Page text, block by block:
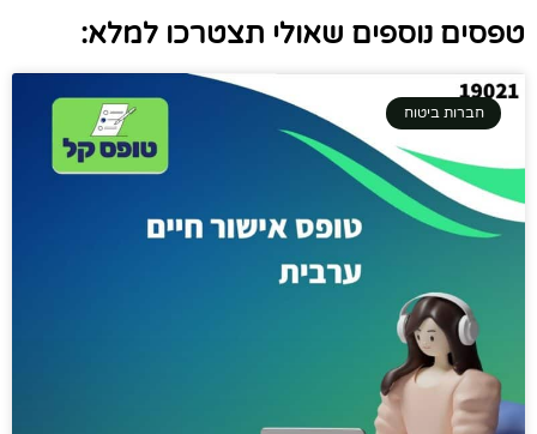
טפסים נוספים שאולי תצטרכו למלא:
חברות ביטוח